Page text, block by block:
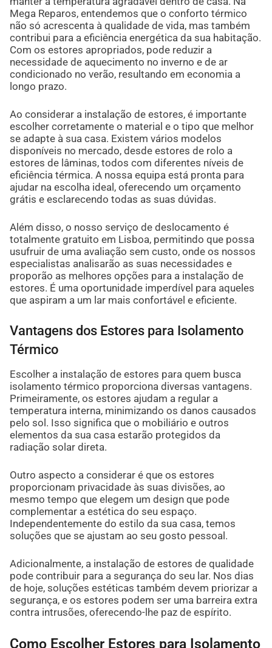
Mega Reparos, entendemos que o conforto térmico
não só acrescenta à qualidade de vida, mas também
contribui para a eficiência energética da sua habitação.
Com os estores apropriados, pode reduzir a
necessidade de aquecimento no inverno e de ar
condicionado no verão, resultando em economia a
longo prazo.
Ao considerar a instalação de estores, é importante
escolher corretamente o material e o tipo que melhor
se adapte à sua casa. Existem vários modelos
disponíveis no mercado, desde estores de rolo a
estores de lâminas, todos com diferentes níveis de
eficiência térmica. A nossa equipa está pronta para
ajudar na escolha ideal, oferecendo um orçamento
grátis e esclarecendo todas as suas dúvidas.
Além disso, o nosso serviço de deslocamento é
totalmente gratuito em Lisboa, permitindo que possa
usufruir de uma avaliação sem custo, onde os nossos
especialistas analisarão as suas necessidades e
proporão as melhores opções para a instalação de
estores. É uma oportunidade imperdível para aqueles
que aspiram a um lar mais confortável e eficiente.
Vantagens dos Estores para Isolamento
Térmico
Escolher a instalação de estores para quem busca
isolamento térmico proporciona diversas vantagens.
Primeiramente, os estores ajudam a regular a
temperatura interna, minimizando os danos causados
pelo sol. Isso significa que o mobiliário e outros
elementos da sua casa estarão protegidos da
radiação solar direta.
Outro aspecto a considerar é que os estores
proporcionam privacidade às suas divisões, ao
mesmo tempo que elegem um design que pode
complementar a estética do seu espaço.
Independentemente do estilo da sua casa, temos
soluções que se ajustam ao seu gosto pessoal.
Adicionalmente, a instalação de estores de qualidade
pode contribuir para a segurança do seu lar. Nos dias
de hoje, soluções estéticas também devem priorizar a
segurança, e os estores podem ser uma barreira extra
contra intrusões, oferecendo-lhe paz de espírito.
Como Escolher Estores para Isolamento